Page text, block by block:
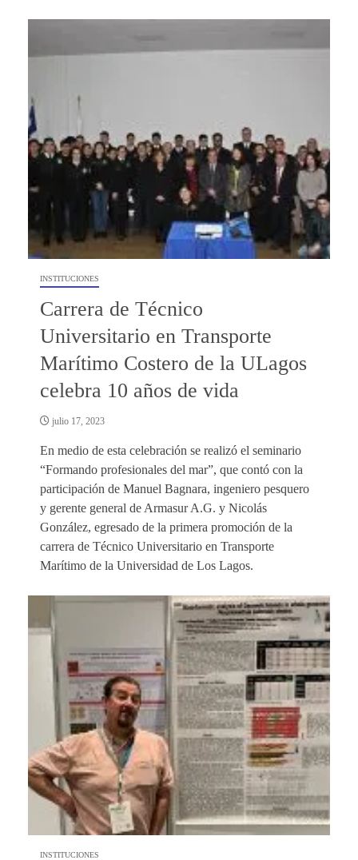
INSTITUCIONES
Carrera de Técnico
Universitario en Transporte
Marítimo Costero de la ULagos
celebra 10 años de vida
julio 17, 2023
En medio de esta celebración se realizó el seminario
“Formando profesionales del mar”, que contó con la
participación de Manuel Bagnara, ingeniero pesquero
y gerente general de Armasur A.G. y Nicolás
González, egresado de la primera promoción de la
carrera de Técnico Universitario en Transporte
Marítimo de la Universidad de Los Lagos.
INSTITUCIONES